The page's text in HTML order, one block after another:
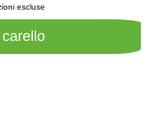
escluse